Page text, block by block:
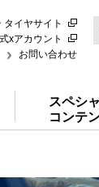
タイヤサイト
xアカウント
お問い合わせ
スペシ
コンテ